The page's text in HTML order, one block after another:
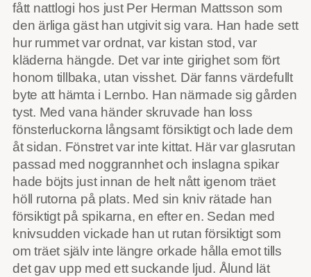
fått nattlogi hos just Per Herman Mattsson som
den ärliga gäst han utgivit sig vara. Han hade sett
hur rummet var ordnat, var kistan stod, var
kläderna hängde. Det var inte girighet som fört
honom tillbaka, utan visshet. Där fanns värdefullt
byte att hämta i Lernbo. Han närmade sig gården
tyst. Med vana händer skruvade han loss
fönsterluckorna långsamt försiktigt och lade dem
åt sidan. Fönstret var inte kittat. Här var glasrutan
passad med noggrannhet och inslagna spikar
hade böjts just innan de helt nått igenom träet
höll rutorna på plats. Med sin kniv rätade han
försiktigt på spikarna, en efter en. Sedan med
knivsudden vickade han ut rutan försiktigt som
om träet själv inte längre orkade hålla emot tills
det gav upp med ett suckande ljud. Ålund lät